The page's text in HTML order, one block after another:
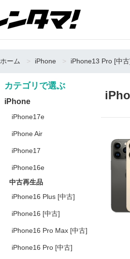
ホーム iPhone iPhone13 Pro [中
カテゴリで選ぶ
iPhone
iPhone17e
iPhone Air
iPhone17
iPhone16e
中古再生品
iPhone16 Plus [中古]
iPhone16 [中古]
iPhone16 Pro Max [中古]
iPhone16 Pro [中古]